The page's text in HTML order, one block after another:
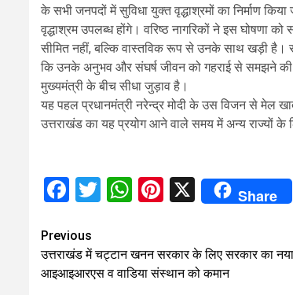
के सभी जनपदों में सुविधा युक्त वृद्धाश्रमों का निर्माण
वृद्धाश्रम उपलब्ध होंगे। वरिष्ठ नागरिकों ने इस घोषणा
सीमित नहीं, बल्कि वास्तविक रूप से उनके साथ खड़ी है।
कि उनके अनुभव और संघर्ष जीवन को गहराई से समझने
मुख्यमंत्री के बीच सीधा जुड़ाव है।
यह पहल प्रधानमंत्री नरेन्द्र मोदी के उस विजन से मेल
उत्तराखंड का यह प्रयोग आने वाले समय में अन्य राज्यों के
Facebook
Twitter
WhatsApp
Pinterest
X Share
Continue
Reading
Previous
उत्तराखंड में चट्टान खनन सरकार के लिए सरकार का
आइआइआरएस व वाडिया संस्थान को कमान